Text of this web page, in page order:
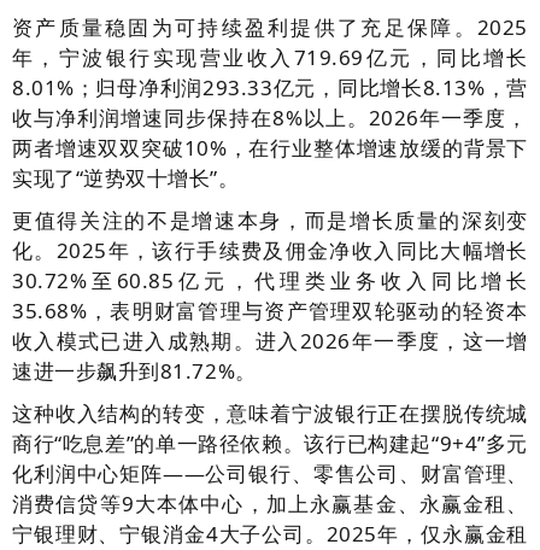
资产质量稳固为可持续盈利提供了充足保障。2025
年，宁波银行实现营业收入719.69亿元，同比增长
8.01%；归母净利润293.33亿元，同比增长8.13%，营
收与净利润增速同步保持在8%以上。2026年一季度，
两者增速双双突破10%，在行业整体增速放缓的背景下
实现了“逆势双十增长”。
更值得关注的不是增速本身，而是增长质量的深刻变
化。2025年，该行手续费及佣金净收入同比大幅增长
30.72%至60.85亿元，代理类业务收入同比增长
35.68%，表明财富管理与资产管理双轮驱动的轻资本
收入模式已进入成熟期。进入2026年一季度，这一增
速进一步飙升到81.72%。
这种收入结构的转变，意味着宁波银行正在摆脱传统城
商行“吃息差”的单一路径依赖。该行已构建起“9+4”多元
化利润中心矩阵——公司银行、零售公司、财富管理、
消费信贷等9大本体中心，加上永赢基金、永赢金租、
宁银理财、宁银消金4大子公司。2025年，仅永赢金租